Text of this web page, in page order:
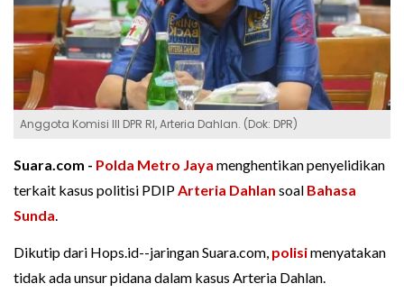
Anggota Komisi III DPR RI, Arteria Dahlan. (Dok: DPR)
Suara.com - Polda Metro Jaya menghentikan penyelidikan
terkait kasus politisi PDIPArteria Dahlan soal Bahasa
Sunda.
Dikutip dari Hops.id--jaringan Suara.com, polisimenyatakan
tidak ada unsur pidana dalam kasus Arteria Dahlan.